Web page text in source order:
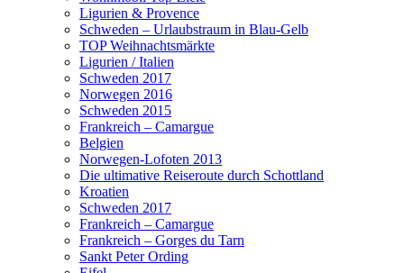
Ligurien & Provence
Schweden – Urlaubstraum in Blau-Gelb
TOP Weihnachtsmärkte
Ligurien / Italien
Schweden 2017
Norwegen 2016
Schweden 2015
Frankreich – Camargue
Belgien
Norwegen-Lofoten 2013
Die ultimative Reiseroute durch Schottland
Kroatien
Schweden 2017
Frankreich – Camargue
Frankreich – Gorges du Tarn
Sankt Peter Ording